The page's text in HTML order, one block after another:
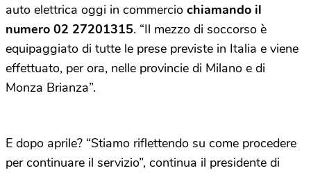
auto elettrica oggi in commercio chiamando il
numero 02 27201315. “Il mezzo di soccorso è
equipaggiato di tutte le prese previste in Italia e viene
effettuato, per ora, nelle provincie di Milano e di
Monza Brianza”.
E dopo aprile? “Stiamo riflettendo su come procedere
per continuare il servizio”, continua il presidente di